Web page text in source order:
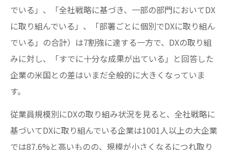
でいる」、「全社戦略に基づき、一部の部門においてDX
に取り組んでいる」、「部署ごとに個別でDXに取り組ん
でいる」の合計）は7割強に達する一方で、DXの取り組
みに対し、「すでに十分な成果が出ている」と回答した
企業の米国との差はいまだ全般的に大きくなっていま
す。
従業員規模別にDXの取り組み状況を見ると、全社戦略に
基づいてDXに取り組んでいる企業は1001人以上の大企業
では87.6%と高いものの、規模が小さくなるにつれ取り